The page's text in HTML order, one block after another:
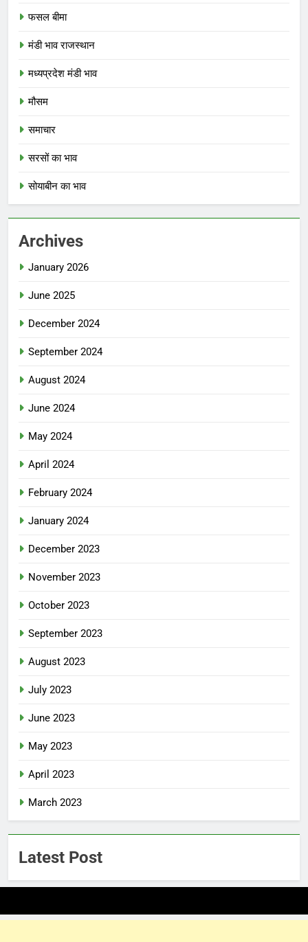
फसल बीमा
मंडी भाव राजस्थान
मध्यप्रदेश मंडी भाव
मौसम
समाचार
सरसों का भाव
सोयाबीन का भाव
Archives
January 2026
June 2025
December 2024
September 2024
August 2024
June 2024
May 2024
April 2024
February 2024
January 2024
December 2023
November 2023
October 2023
September 2023
August 2023
July 2023
June 2023
May 2023
April 2023
March 2023
Latest Post